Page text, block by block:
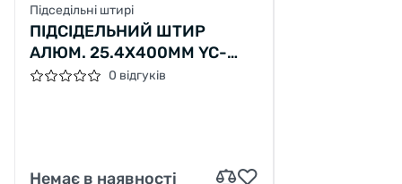
Підседільні штирі
ПІДСІДЕЛЬНИЙ ШТИР
АЛЮМ. 25.4X400ММ YC-
B509 ЛЕОН (SB ED)
0 відгуків
Немає в наявності